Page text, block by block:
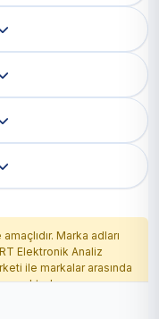
Marka adları
Elektronik Analiz
ile markalar arasında